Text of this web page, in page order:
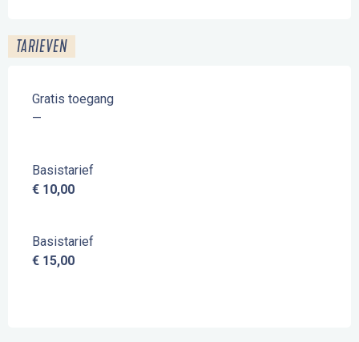
TARIEVEN
Gratis toegang
—
Basistarief
€ 10,00
Basistarief
€ 15,00